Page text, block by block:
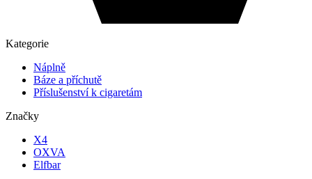
Kategorie
Náplně
Báze a příchutě
Příslušenství k cigaretám
Značky
X4
OXVA
Elfbar